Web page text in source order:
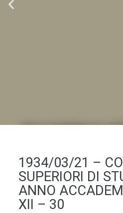
.LA "VITA DELL'ISTITUTO"
1934/03/21 –
SUPERIORI DI
ANNO
XII – 30